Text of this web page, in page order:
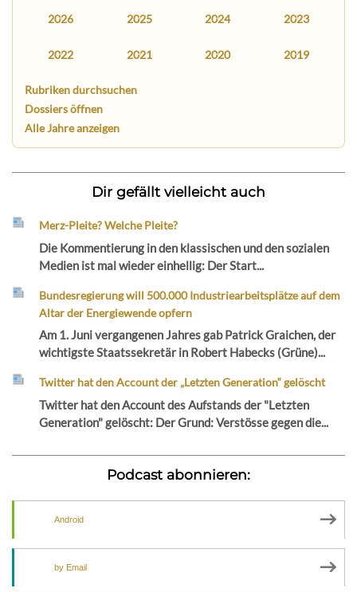
2026 2025 2024 2023
2022 2021 2020 2019
Rubriken durchsuchen
Dossiers öffnen
Alle Jahre anzeigen
Dir gefällt vielleicht auch
Merz-Pleite? Welche Pleite?
Die Kommentierung in den klassischen und den sozialen
Medien ist mal wieder einhellig: Der Start...
Bundesregierung will 500.000 Industriearbeitsplätze auf dem
Altar der Energiewende opfern
Am 1. Juni vergangenen Jahres gab Patrick Graichen, der
wichtigste Staatssekretär in Robert Habecks (Grüne)...
Twitter hat den Account der „Letzten Generation“ gelöscht
Twitter hat den Account des Aufstands der "Letzten
Generation" gelöscht: Der Grund: Verstösse gegen die...
Podcast abonnieren:
Android
by Email